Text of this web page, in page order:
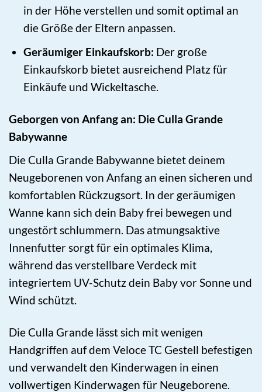
in der Höhe verstellen und somit optimal an
die Größe der Eltern anpassen.
Geräumiger Einkaufskorb: Der große
Einkaufskorb bietet ausreichend Platz für
Einkäufe und Wickeltasche.
Geborgen von Anfang an: Die Culla Grande
Babywanne
Die Culla Grande Babywanne bietet deinem
Neugeborenen von Anfang an einen sicheren und
komfortablen Rückzugsort. In der geräumigen
Wanne kann sich dein Baby frei bewegen und
ungestört schlummern. Das atmungsaktive
Innenfutter sorgt für ein optimales Klima,
während das verstellbare Verdeck mit
integriertem UV-Schutz dein Baby vor Sonne und
Wind schützt.
Die Culla Grande lässt sich mit wenigen
Handgriffen auf dem Veloce TC Gestell befestigen
und verwandelt den Kinderwagen in einen
vollwertigen Kinderwagen für Neugeborene.